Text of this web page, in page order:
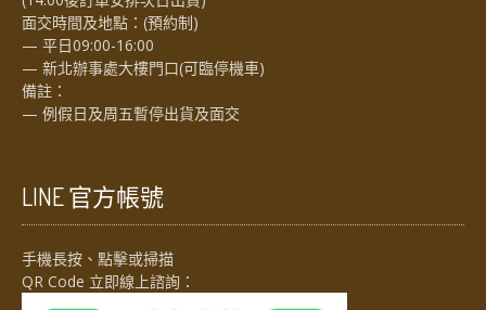
面交時間及地點：(預約制)
— 平日09:00-16:00
— 新北辦事處大樓門口(可臨停機車)
備註：
— 例假日及周五暫停出貨及面交
LINE 官方帳號
手機長按、點擊或掃描
QR Code 立即線上諮詢：